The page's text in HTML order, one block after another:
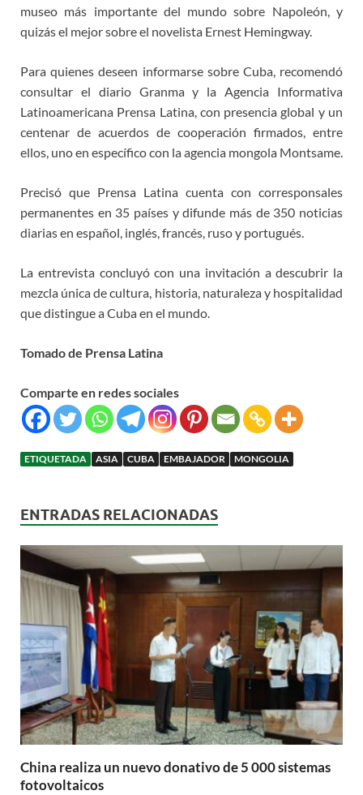
museo más importante del mundo sobre Napoleón, y
quizás el mejor sobre el novelista Ernest Hemingway.
Para quienes deseen informarse sobre Cuba, recomendó
consultar el diario Granma y la Agencia Informativa
Latinoamericana Prensa Latina, con presencia global y un
centenar de acuerdos de cooperación firmados, entre
ellos, uno en específico con la agencia mongola Montsame.
Precisó que Prensa Latina cuenta con corresponsales
permanentes en 35 países y difunde más de 350 noticias
diarias en español, inglés, francés, ruso y portugués.
La entrevista concluyó con una invitación a descubrir la
mezcla única de cultura, historia, naturaleza y hospitalidad
que distingue a Cuba en el mundo.
Tomado de Prensa Latina
Comparte en redes sociales
ETIQUETADA ASIA CUBA EMBAJADOR MONGOLIA
ENTRADAS RELACIONADAS
China realiza un nuevo donativo de 5 000 sistemas
fotovoltaicos